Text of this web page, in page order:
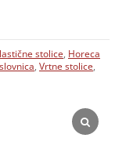
stolice, Horeca
, Vrtne stolice,